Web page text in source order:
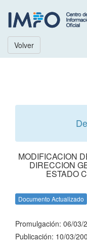
Volver
MODIFICACION
DIRECCION
ESTADO
Documento Actualizado
Promulgación: 06/03/
Publicación: 10/03/